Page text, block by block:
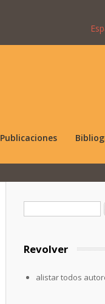
Publicaciones
Formulario de
Revolver
alistar todos